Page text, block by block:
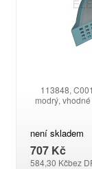
113848,
modrý,
není skladem
707 Kč
584,30 Kčbez